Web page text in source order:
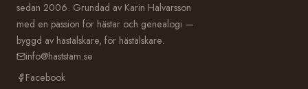
sedan 2006. Grundad av Karin Halvarsson
med en passion för hästar och genealogi —
byggd av hästälskare, för hästälskare.
info@haststam.se
Facebook